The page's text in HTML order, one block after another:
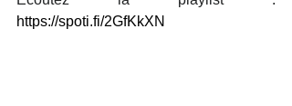
https://spoti.fi/2GfKkXN